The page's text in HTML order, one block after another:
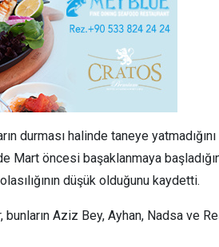
durması halinde taneye
Mart öncesi başaklanmaya
düşük olduğunu kaydetti.
Aziz Bey, Ayhan, Nadsa ve